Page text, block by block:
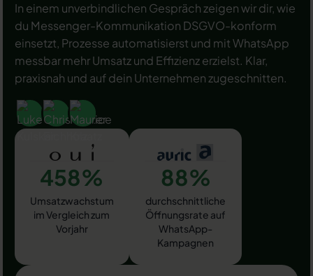
In einem unverbindlichen Gespräch zeigen wir dir, wie
du Messenger-Kommunikation DSGVO-konform
einsetzt, Prozesse automatisierst und mit WhatsApp
messbar mehr Umsatz und Effizienz erzielst. Klar,
praxisnah und auf dein Unternehmen zugeschnitten.
458%
Umsatzwachstum
im Vergleich zum
Vorjahr
88%
durchschnittliche
Öffnungsrate auf
WhatsApp-
Kampagnen